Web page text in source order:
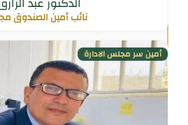
نائب أمين الصندوق
أمين سر مجلس الادارة